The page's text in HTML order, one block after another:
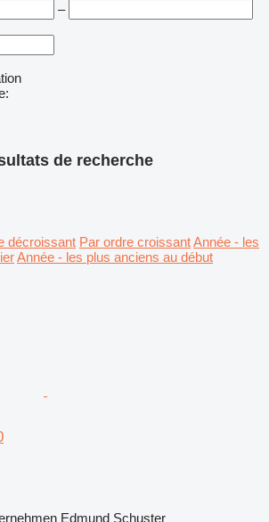
–
de recherche
décroissant Par ordre croissantAnnée - les
Année - les plus anciens au début
Edmund Schuster